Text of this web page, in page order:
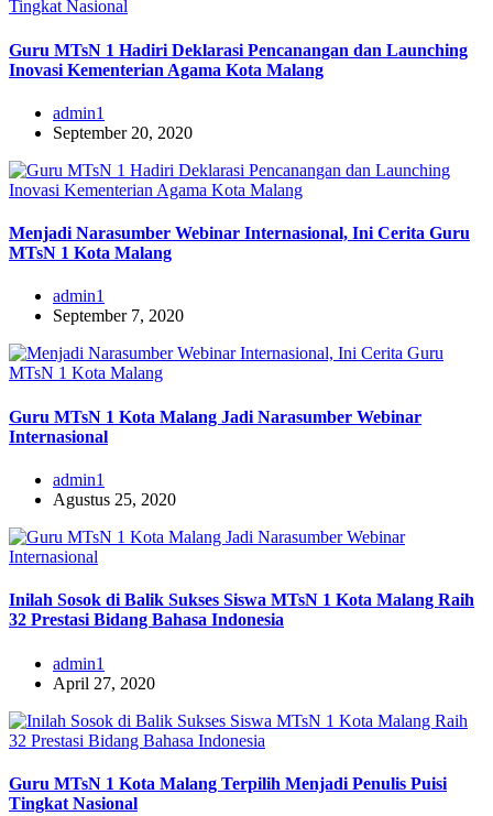
Guru MTsN 1 Hadiri Deklarasi Pencanangan dan Launching
Inovasi Kementerian Agama Kota Malang
admin1
September 20, 2020
Menjadi Narasumber Webinar Internasional, Ini Cerita Guru
MTsN 1 Kota Malang
admin1
September 7, 2020
Guru MTsN 1 Kota Malang Jadi Narasumber Webinar
Internasional
admin1
Agustus 25, 2020
Inilah Sosok di Balik Sukses Siswa MTsN 1 Kota Malang Raih
32 Prestasi Bidang Bahasa Indonesia
admin1
April 27, 2020
Guru MTsN 1 Kota Malang Terpilih Menjadi Penulis Puisi
Tingkat Nasional